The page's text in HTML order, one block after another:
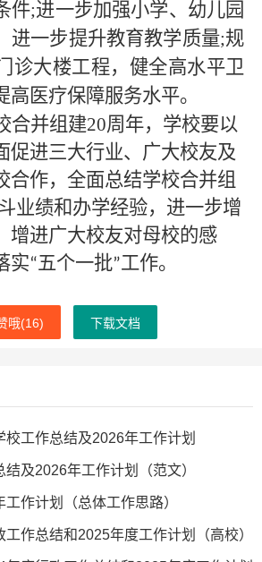
件;进一步加强小学、幼儿园
进一步提升教育教学质量;规
诊大楼工程，健全高水平卫
高医疗保障服务水平。
合并组建20周年，学校要以
促进三大行业、广大校友及
合作，全面总结学校合并组
业绩和办学经验，进一步增
增进广大校友对母校的感
实“五个一批”工作。
哦(16) 下载文档
校工作总结及2026年工作计划
及2026年工作计划（范文）
作计划（总体工作思路）
作总结和2025年度工作计划（高校）